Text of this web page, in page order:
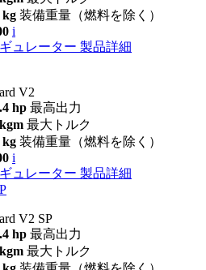
kg 装備重量（燃料を除く）
i
ュレーター 製品詳細
V2
hp 最高出力
最大トルク
kg 装備重量（燃料を除く）
i
ュレーター 製品詳細
V2 SP
hp 最高出力
最大トルク